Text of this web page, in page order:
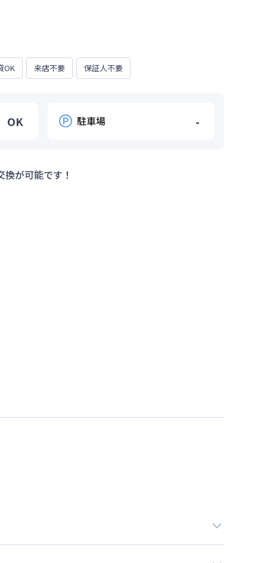
OK 来店不要 保証人不要
OK 駐車場 -
が可能です！